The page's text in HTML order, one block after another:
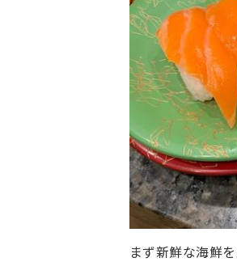
まず新鮮な海鮮